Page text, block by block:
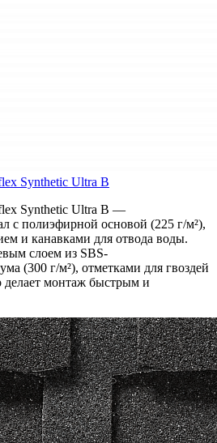
Synthetic Ultra B
Synthetic Ultra B —
с полиэфирной основой (225 г/м²),
и канавками для отвода воды.
слоем из SBS-
(300 г/м²), отметками для гвоздей
делает монтаж быстрым и